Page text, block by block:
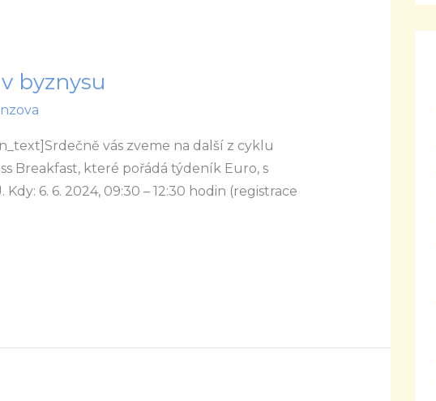
byznysu
vás zveme na další z cyklu
Breakfast, které pořádá týdeník Euro, s
Kdy: 6. 6. 2024, 09:30 – 12:30 hodin (registrace